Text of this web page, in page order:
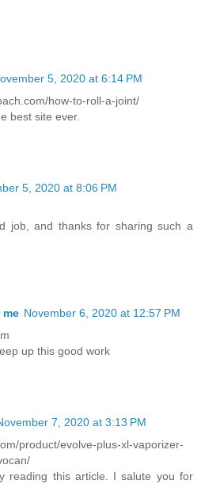
5, 2020 at 6:14 PM
how-to-roll-a-joint/
best site ever.
5, 2020 at 8:06 PM
job, and thanks for sharing such a
November 6, 2020 at 12:57 PM
up this good work
7, 2020 at 3:13 PM
product/evolve-plus-xl-vaporizer-
reading this article. I salute you for